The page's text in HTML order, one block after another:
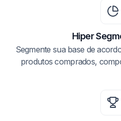
Hiper
Segmente sua base de
produtos comprados,